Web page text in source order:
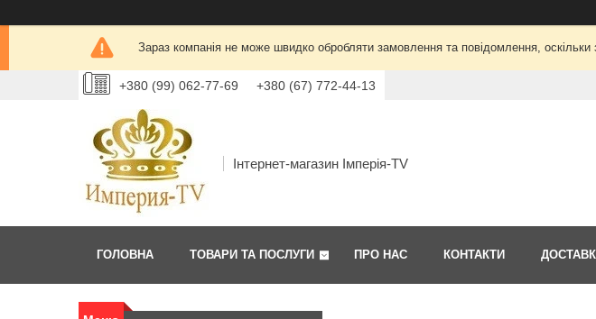
Зараз компанія не може швидко обробляти замовлення та повідомлення,
+380 (99) 062-77-69 +380 (67) 772-44-13
Інтернет-магазин Імперія-TV
ГОЛОВНА ТОВАРИ ТА ПОСЛУГИ ПРО НАС КОНТАКТИ